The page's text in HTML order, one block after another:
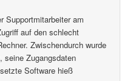
Supportmitarbeiter am
auf den schlecht
Zwischendurch wurde
seine Zugangsdaten
Software hieß